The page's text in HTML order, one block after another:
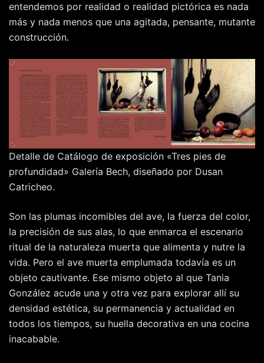
entendemos por realidad o realidad pictórica es nada
más y nada menos que una agitada, pensante, mutante
construcción.
Detalle de Catálogo de exposición «Tres pies de
profundidad» Galería Bech, diseñado por Dusan
Catricheo.
Son las plumas incomibles del ave, la fuerza del color,
la precisión de sus alas, lo que enmarca el escenario
ritual de la naturaleza muerta que alimenta y nutre la
vida. Pero el ave muerta emplumada todavía es un
objeto cautivante. Ese mismo objeto al que Tania
González acude una y otra vez para explorar allí su
densidad estética, su permanencia y actualidad en
todos los tiempos, su huella decorativa en una cocina
inacabable.